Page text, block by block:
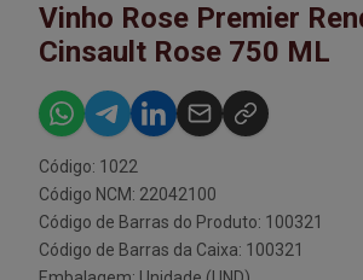
Vinho Rose Premier
Cinsault Rose 750 ML
Código: 1022
Código NCM: 22042100
Código de Barras do Produto: 100321
Código de Barras da Caixa: 100321